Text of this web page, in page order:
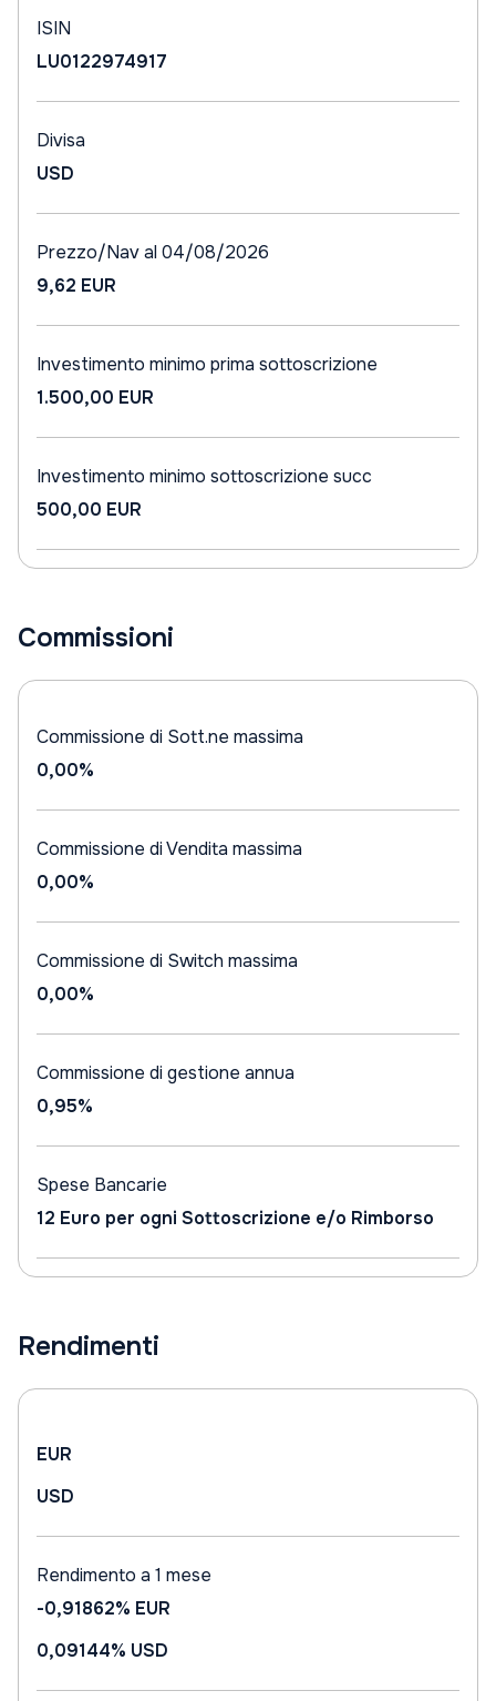
ISIN
LU0122974917
Divisa
USD
Prezzo/Nav al 04/08/2026
9,62 EUR
Investimento minimo prima sottoscrizione
1.500,00 EUR
Investimento minimo sottoscrizione succ
500,00 EUR
Commissioni
Commissione di Sott.ne massima
0,00%
Commissione di Vendita massima
0,00%
Commissione di Switch massima
0,00%
Commissione di gestione annua
0,95%
Spese Bancarie
12 Euro per ogni Sottoscrizione e/o Rimborso
Rendimenti
EUR
USD
Rendimento a 1 mese
-0,91862% EUR
0,09144% USD